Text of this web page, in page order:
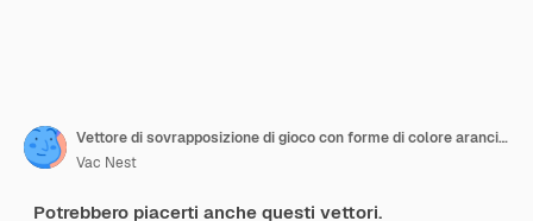
Vettore di sovrapposizione di gioco con forme di colore arancione e scuro Cornice di sovrapposizione in streaming e decorazione dell'interfaccia dello schermo Design futuristico di sovrapposizione di streaming live con forme creative per i giocatori online
Vac Nest
Potrebbero piacerti anche questi vettori.